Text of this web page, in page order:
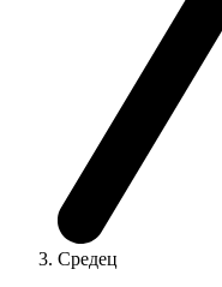
Средец